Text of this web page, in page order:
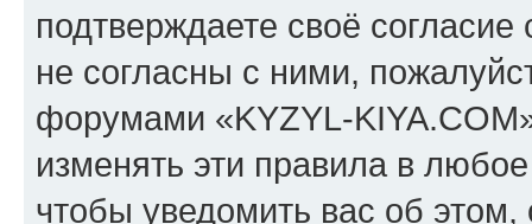
подтверждаете своё
не согласны с ними,
форумами «KYZYL-
изменять эти правила в
чтобы уведомить вас об